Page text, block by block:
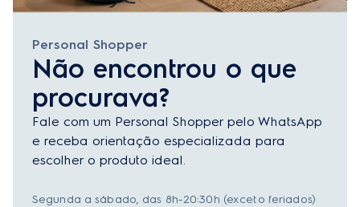
Personal Shopper
Não encontrou o que
procurava?
Fale com um Personal Shopper pelo WhatsApp
e receba orientação especializada para
escolher o produto ideal.
Segunda a sábado, das 8h-20:30h (exceto feriados)